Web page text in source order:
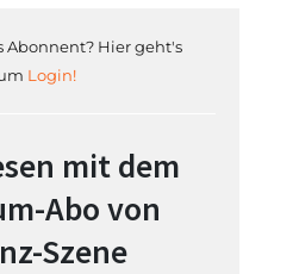
Abonnent? Hier geht's
Login!
mit dem
Abo von
Szene